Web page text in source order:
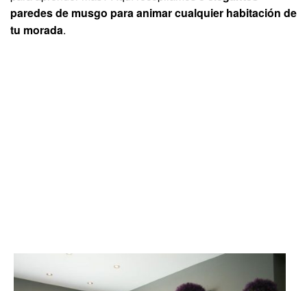
paredes de musgo para animar cualquier habitación de
tu morada.